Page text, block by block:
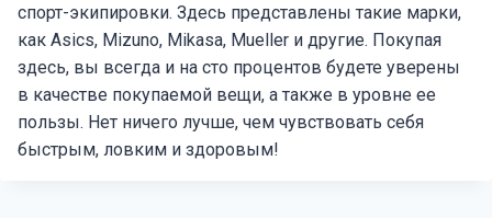
спорт-экипировки. Здесь представлены такие марки,
как Asics, Mizuno, Mikasa, Mueller и другие. Покупая
здесь, вы всегда и на сто процентов будете уверены
в качестве покупаемой вещи, а также в уровне ее
пользы. Нет ничего лучше, чем чувствовать себя
быстрым, ловким и здоровым!